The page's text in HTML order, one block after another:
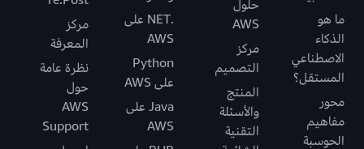
ما هو
الذكاء
الاصطناعي
المستقل؟
محور
مفاهيم
الحوسبة
حلول
AWS
مركز
التصميم
المنتج
والأسئلة
التقنية
.NET على
AWS
Python
على AWS
Java على
AWS
مركز
المعرفة
نظرة عامة
حول
AWS
Support